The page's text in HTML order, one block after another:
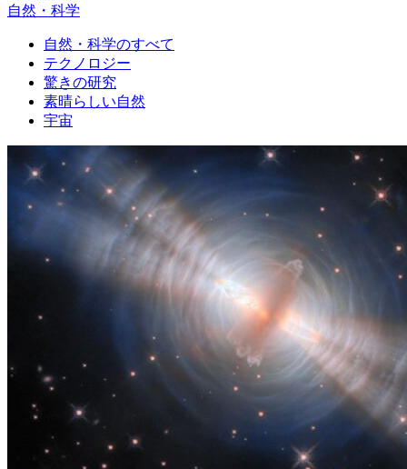
自然・科学
自然・科学のすべて
テクノロジー
驚きの研究
素晴らしい自然
宇宙